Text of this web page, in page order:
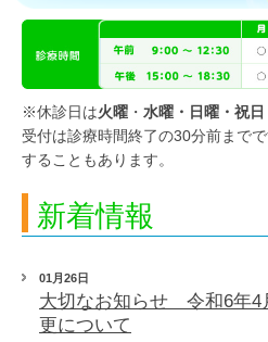
※休診日は火曜 ・ 水曜・日曜・祝
受付は診療時間終了の30分前まで
することもあります。
新着情報
01月26日
大切なお知らせ 令和6年4
更について